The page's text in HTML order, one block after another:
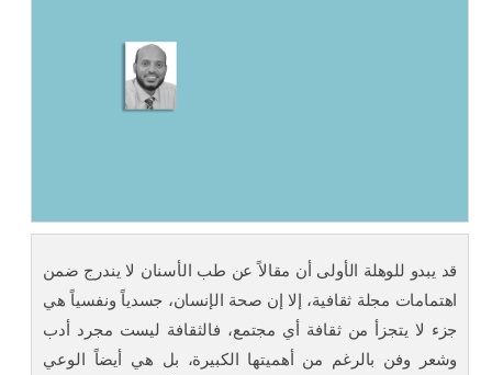
قد يبدو للوهلة الأولى أن مقالاً عن طب الأسنان لا يندرج ضمن
اهتمامات مجلة ثقافية، إلا إن صحة الإنسان، جسدياً ونفسياً هي
جزء لا يتجزأ من ثقافة أي مجتمع، فالثقافة ليست مجرد أدب
وشعر وفن بالرغم من أهميتها الكبيرة، بل هي أيضاً الوعي